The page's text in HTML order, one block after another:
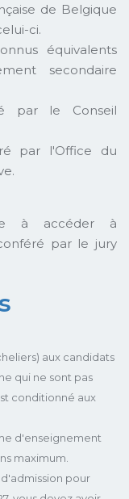
de Belgique
ci.
équivalents
secondaire
par le Conseil
par l'Office du
à accéder à
par le jury
aux candidats
qui ne sont pas
conditionné aux
d'enseignement
maximum.
pour